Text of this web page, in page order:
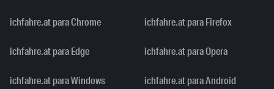
ichfahre.at para Chrome ichfahre.at para Firefox
ichfahre.at para Edge ichfahre.at para Opera
ichfahre.at para Windows ichfahre.at para Android